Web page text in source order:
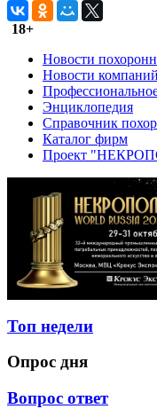
18+
Новости
Новости компаний
Энциклопедия
Справочник
Каталог фирм
Проект
Топ недели
Опрос дня
Вопрос ответ